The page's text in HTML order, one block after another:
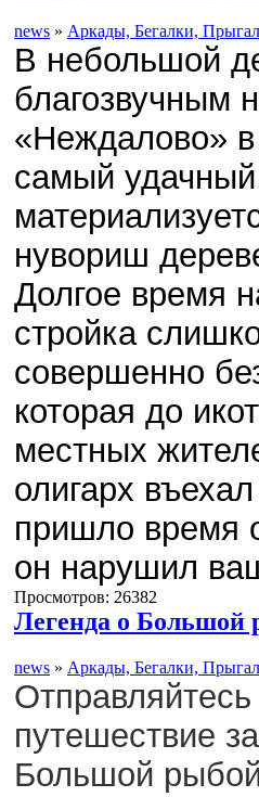
news » Аркады, Бегалки,
В небольшой
благозвучным
«Неждалово»
самый
нувориш
Долгое время
стройка
совершенно
которая до
местных
олигарх
пришло время
он нарушил
Просмотров: 26382
Легенда о Большой
news » Аркады, Бегалки,
путешествие
Большой